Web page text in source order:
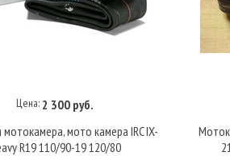
В корзину
Цена: 2 300 руб.
мотокамера, мото камера IRC IX-
R19 110/90-19 120/80